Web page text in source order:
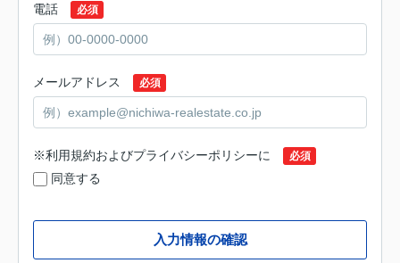
電話 必須
メールアドレス 必須
※利用規約およびプライバシーポリシーに 必須
同意する
入力情報の確認